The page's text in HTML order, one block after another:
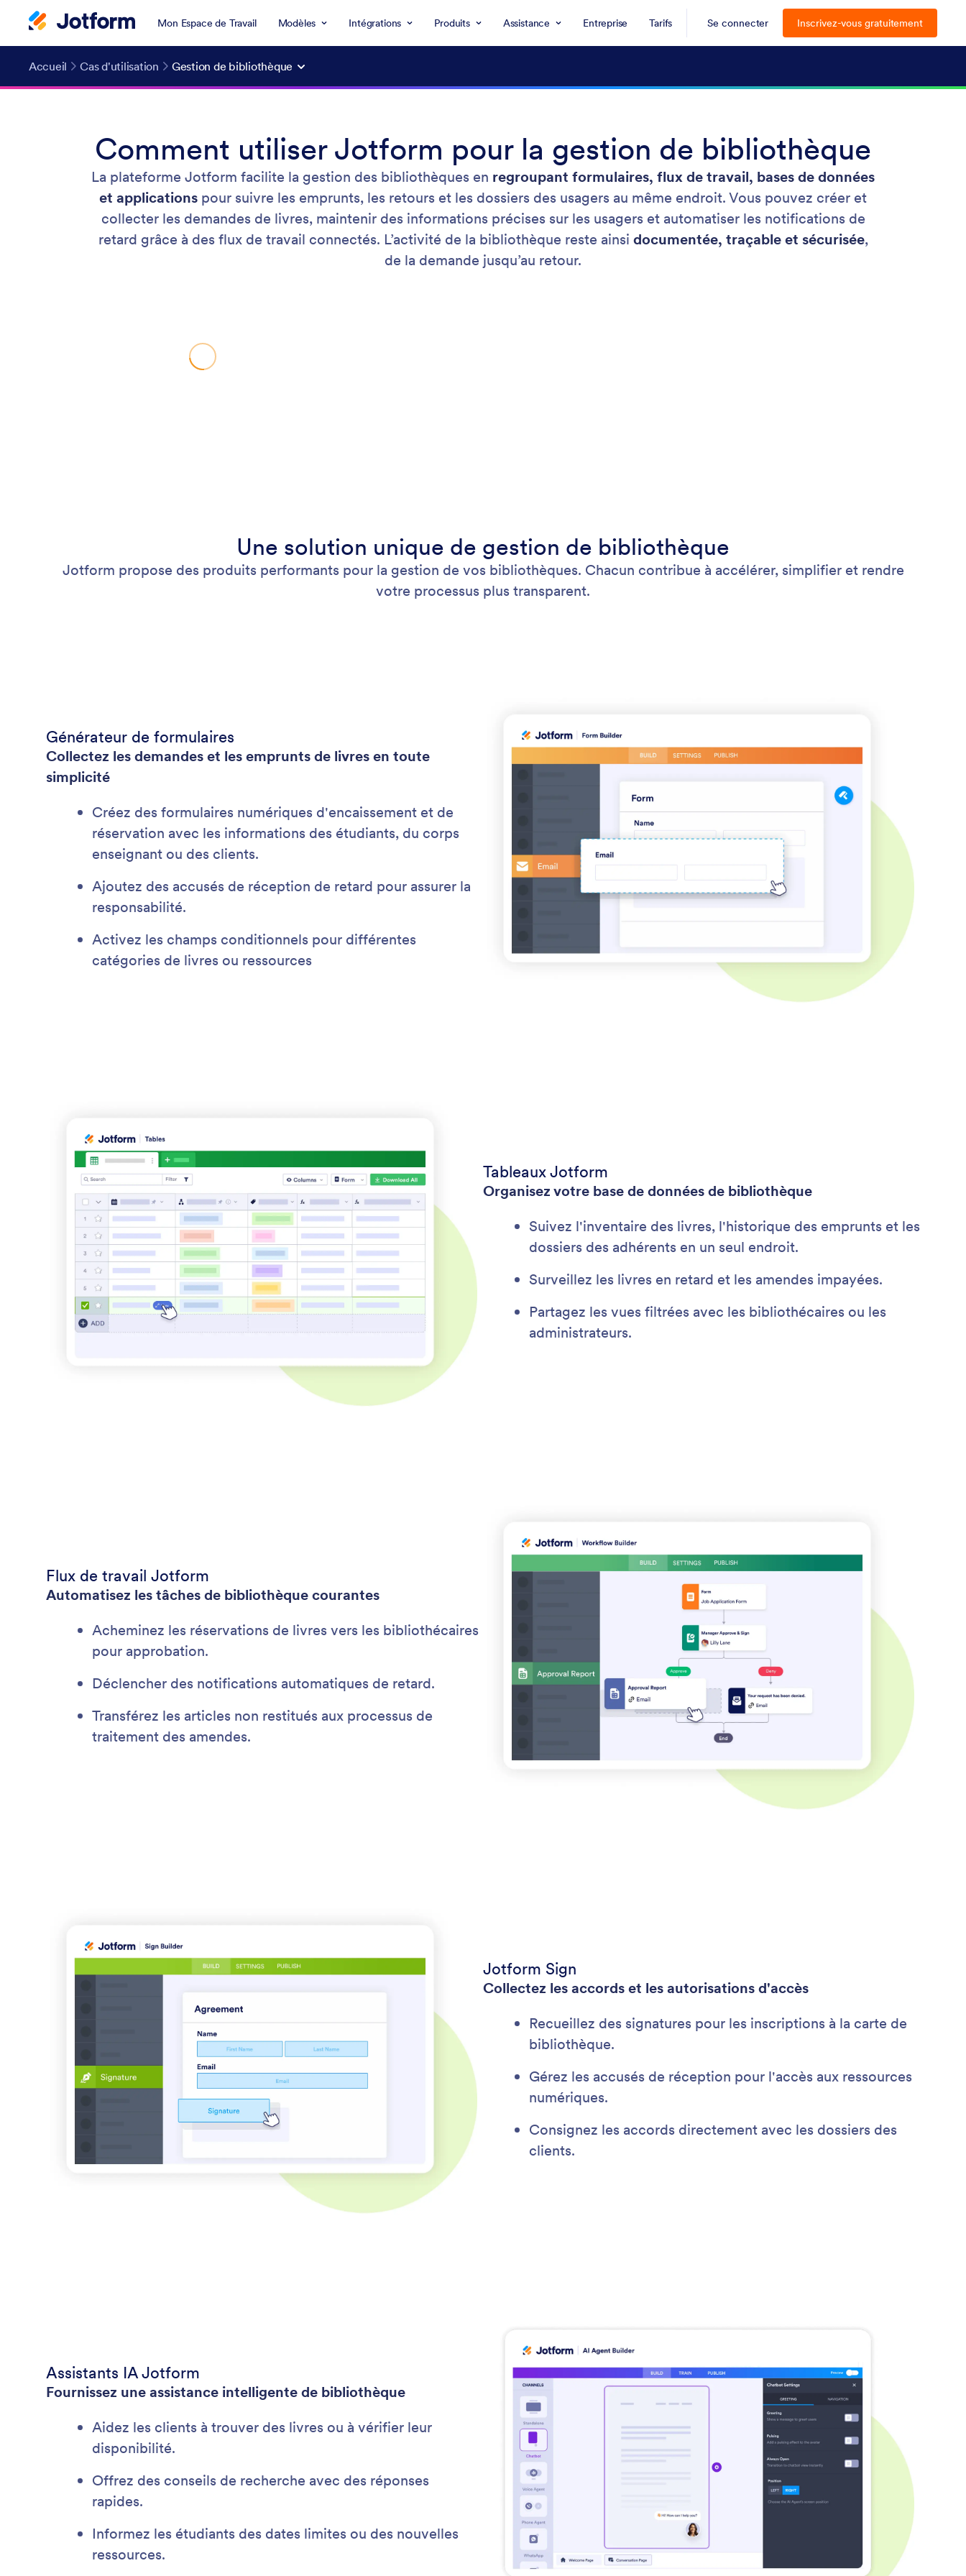
Mon Espace de Travail Modèles Intégrations Produits Assistance Entreprise Tarifs Se connecter Inscrivez-vous gratuitement
Accueil Cas d'utilisation Gestion de bibliothèque
Comment utiliser Jotform pour la gestion de bibliothèque
La plateforme Jotform facilite la gestion des bibliothèques en regroupant formulaires, flux de travail, bases de données
et applications pour suivre les emprunts, les retours et les dossiers des usagers au même endroit. Vous pouvez créer et
collecter les demandes de livres, maintenir des informations précises sur les usagers et automatiser les notifications de
retard grâce à des flux de travail connectés. L’activité de la bibliothèque reste ainsi documentée, traçable et sécurisée,
de la demande jusqu’au retour.
Une solution unique de gestion de bibliothèque
Jotform propose des produits performants pour la gestion de vos bibliothèques. Chacun contribue à accélérer, simplifier et rendre
votre processus plus transparent.
Générateur de formulaires
Collectez les demandes et les emprunts de livres en toute
simplicité
Créez des formulaires numériques d'encaissement et de
réservation avec les informations des étudiants, du corps
enseignant ou des clients.
Ajoutez des accusés de réception de retard pour assurer la
responsabilité.
Activez les champs conditionnels pour différentes
catégories de livres ou ressources
Tableaux Jotform
Organisez votre base de données de bibliothèque
Suivez l'inventaire des livres, l'historique des emprunts et les
dossiers des adhérents en un seul endroit.
Surveillez les livres en retard et les amendes impayées.
Partagez les vues filtrées avec les bibliothécaires ou les
administrateurs.
Flux de travail Jotform
Automatisez les tâches de bibliothèque courantes
Acheminez les réservations de livres vers les bibliothécaires
pour approbation.
Déclencher des notifications automatiques de retard.
Transférez les articles non restitués aux processus de
traitement des amendes.
Jotform Sign
Collectez les accords et les autorisations d'accès
Recueillez des signatures pour les inscriptions à la carte de
bibliothèque.
Gérez les accusés de réception pour l'accès aux ressources
numériques.
Consignez les accords directement avec les dossiers des
clients.
Assistants IA Jotform
Fournissez une assistance intelligente de bibliothèque
Aidez les clients à trouver des livres ou à vérifier leur
disponibilité.
Offrez des conseils de recherche avec des réponses
rapides.
Informez les étudiants des dates limites ou des nouvelles
ressources.